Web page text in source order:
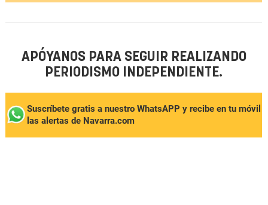
APÓYANOS PARA SEGUIR REALIZANDO
PERIODISMO INDEPENDIENTE.
Suscríbete gratis a nuestro WhatsAPP y recibe en tu móvil
las alertas de Navarra.com